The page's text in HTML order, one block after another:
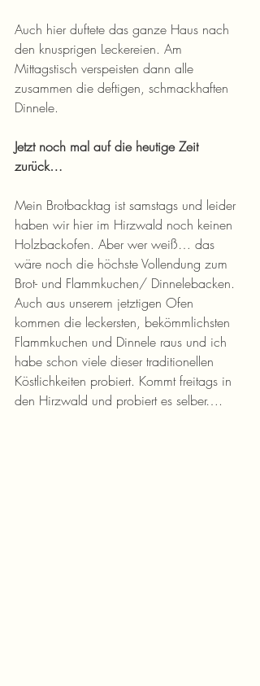
Auch hier duftete das ganze Haus nach
den knusprigen Leckereien. Am
Mittagstisch verspeisten dann alle
zusammen die deftigen, schmackhaften
Dinnele.
Jetzt noch mal auf die heutige Zeit
zurück…
Mein Brotbacktag ist samstags und leider
haben wir hier im Hirzwald noch keinen
Holzbackofen. Aber wer weiß… das
wäre noch die höchste Vollendung zum
Brot- und Flammkuchen/ Dinnelebacken.
Auch aus unserem jetztigen Ofen
kommen die leckersten, bekömmlichsten
Flammkuchen und Dinnele raus und ich
habe schon viele dieser traditionellen
Köstlichkeiten probiert. Kommt freitags in
den Hirzwald und probiert es selber….